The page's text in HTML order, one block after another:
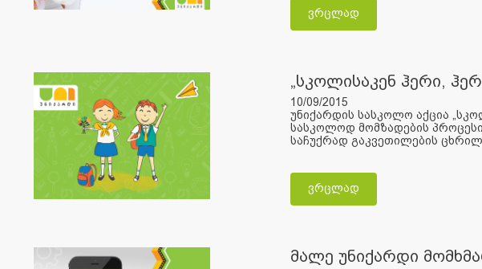
ვრცლად
„სკოლისაკენ ჰერი,
10/09/2015
უნიქარდის სასკოლო აქცია
სასკოლოდ მომზადების
საჩუქრად გაკვეთილების
ვრცლად
მალე უნიქარდი